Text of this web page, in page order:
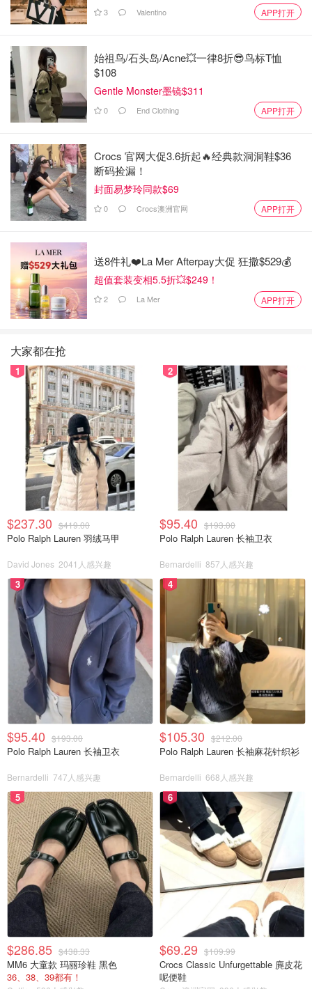
3 Valentino APP打开
始祖鸟/石头岛/Acne💥一律8折😎鸟标T恤
$108
Gentle Monster墨镜$311
0 End Clothing APP打开
Crocs 官网大促3.6折起🔥经典款洞洞鞋$36
断码捡漏！
封面易梦玲同款$69
0 Crocs澳洲官网 APP打开
送8件礼❤️La Mer Afterpay大促 狂撒$529💰
超值套装变相5.5折💥$249！
2 La Mer APP打开
大家都在抢
1
$237.30 $419.00
Polo Ralph Lauren 羽绒马甲
David Jones 2041人感兴趣
2
$95.40 $193.00
Polo Ralph Lauren 长袖卫衣
Bernardelli 857人感兴趣
3
$95.40 $193.00
Polo Ralph Lauren 长袖卫衣
Bernardelli 747人感兴趣
4
$105.30 $212.00
Polo Ralph Lauren 长袖麻花针织衫
Bernardelli 668人感兴趣
5
$286.85 $438.33
MM6 大童款 玛丽珍鞋 黑色
36、38、39都有！
6
$69.29 $109.99
Crocs Classic Unfurgettable 麂皮花
呢便鞋